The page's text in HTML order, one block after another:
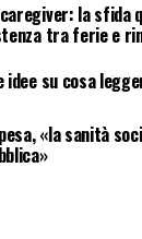
la sfida
tra ferie e
idee su cosa
«la sanità